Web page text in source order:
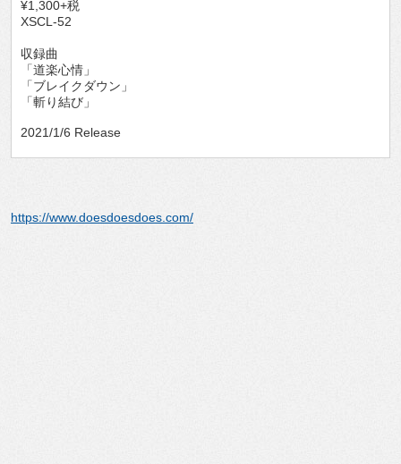
¥1,300+税
XSCL-52
収録曲
「道楽心情」
「ブレイクダウン」
「斬り結び」
2021/1/6 Release
https://www.doesdoesdoes.com/